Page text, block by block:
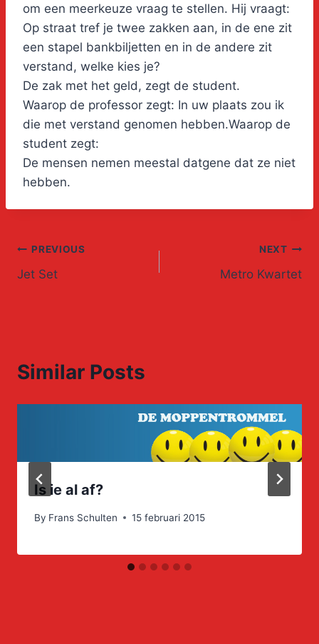
om een meerkeuze vraag te stellen. Hij vraagt:
Op straat tref je twee zakken aan, in de ene zit
een stapel bankbiljetten en in de andere zit
verstand, welke kies je?
De zak met het geld, zegt de student.
Waarop de professor zegt: In uw plaats zou ik
die met verstand genomen hebben.Waarop de
student zegt:
De mensen nemen meestal datgene dat ze niet
hebben.
Post
navigation
PREVIOUS
Jet Set
NEXT
Metro Kwartet
Similar Posts
Is ie al af?
By Frans Schulten 15 februari 2015